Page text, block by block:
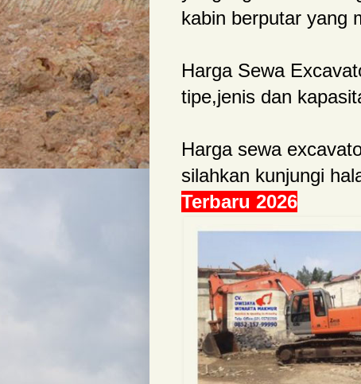
kabin berputar yang
Harga Sewa
tipe,jenis dan
Harga sewa
silahkan kunjungi
Terbaru 2026